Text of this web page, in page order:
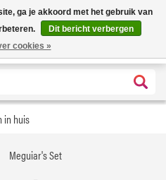
25% korting op gehele assortiment
''verfrissend''
X
in huis
Meguiar's Set
ga je akkoord met het gebruik van
Dit bericht verbergen
cookies »